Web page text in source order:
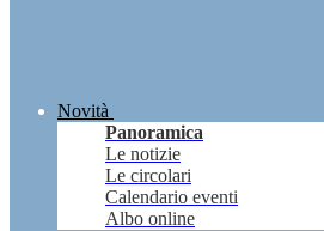
Novità
Panoramica
Le notizie
Le circolari
Calendario eventi
Albo online